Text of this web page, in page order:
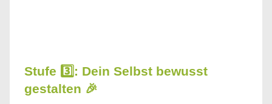
Stufe 3️⃣: Dein Selbst bewusst
gestalten 🎉